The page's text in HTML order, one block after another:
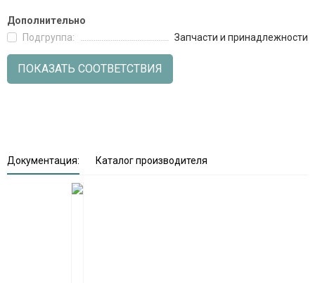
Дополнительно
Подгруппа:
Запчасти и принадлежности
ПОКАЗАТЬ СООТВЕТСТВИЯ
Документация: Каталог производителя